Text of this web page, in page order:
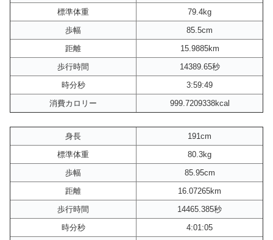
標準体重
79.4kg
歩幅
85.5cm
距離
15.9885km
歩行時間
14389.65秒
時分秒
3:59:49
消費カロリー
999.7209338kcal
身長
191cm
標準体重
80.3kg
歩幅
85.95cm
距離
16.07265km
歩行時間
14465.385秒
時分秒
4:01:05